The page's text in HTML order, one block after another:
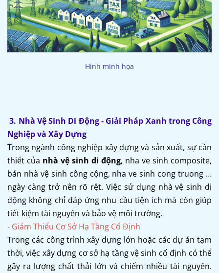
Hình minh họa
3. Nhà Vệ Sinh Di Động - Giải Pháp Xanh trong Công
Nghiệp và Xây Dựng
Trong ngành công nghiệp xây dựng và sản xuất, sự cần
thiết của nhà vệ sinh di động, nha ve sinh composite,
bán nhà vệ sinh công cộng, nha ve sinh cong truong …
ngày càng trở nên rõ rệt. Việc sử dụng nhà vệ sinh di
động không chỉ đáp ứng nhu cầu tiện ích mà còn giúp
tiết kiệm tài nguyên và bảo vệ môi trường.
- Giảm Thiểu Cơ Sở Hạ Tầng Cố Định
Trong các công trình xây dựng lớn hoặc các dự án tạm
thời, việc xây dựng cơ sở hạ tầng vệ sinh cố định có thể
gây ra lượng chất thải lớn và chiếm nhiều tài nguyên.